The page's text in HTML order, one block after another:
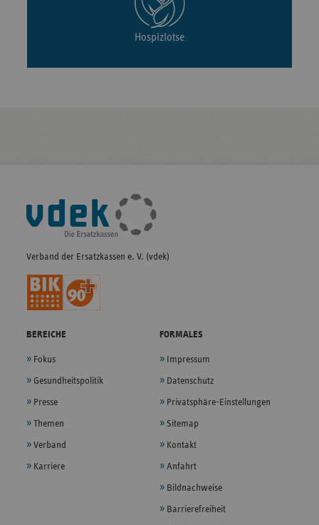
Hospizlotse
Fußleisten-
Navigation
Verband der Ersatzkassen e. V. (vdek)
BEREICHE
Fokus
Gesundheitspolitik
Presse
Themen
Verband
Karriere
FORMALES
Impressum
Datenschutz
Privatsphäre-Einstellungen
Sitemap
Kontakt
Anfahrt
Bildnachweise
Barrierefreiheit